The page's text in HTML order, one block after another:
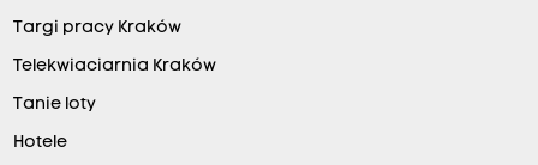
Targi pracy Kraków
Telekwiaciarnia Kraków
Tanie loty
Hotele